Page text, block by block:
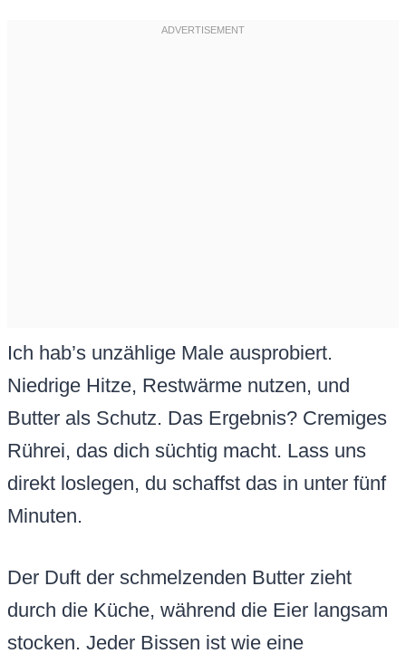
Ich hab’s unzählige Male ausprobiert.
Niedrige Hitze, Restwärme nutzen, und
Butter als Schutz. Das Ergebnis? Cremiges
Rührei, das dich süchtig macht. Lass uns
direkt loslegen, du schaffst das in unter fünf
Minuten.
Der Duft der schmelzenden Butter zieht
durch die Küche, während die Eier langsam
stocken. Jeder Bissen ist wie eine